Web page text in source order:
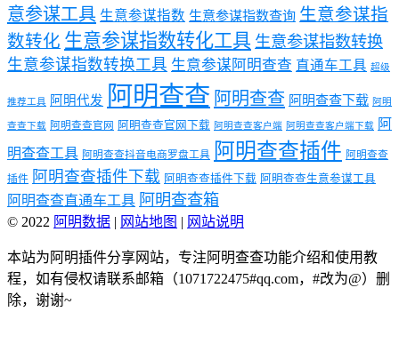
意参谋工具 生意参谋指数 生意参谋指数查询 生意参谋指
数转化 生意参谋指数转化工具 生意参谋指数转换
生意参谋指数转换工具 生意参谋阿明查查 直通车工具 超级
推荐工具 阿明代发 阿明查查 阿明查查 阿明查查下载 阿明
查查下载 阿明查查官网 阿明查查官网下载 阿明查查客户端 阿明查查客户端下载
阿
明查查工具 阿明查查抖音电商罗盘工具 阿明查查插件 阿明查查
插件 阿明查查插件下载 阿明查查插件下载 阿明查查生意参谋工具
阿明查查直通车工具 阿明查查箱
© 2022 阿明数据 | 网站地图 | 网站说明
本站为阿明插件分享网站，专注阿明查查功能介绍和使用教
程，如有侵权请联系邮箱（1071722475#qq.com，#改为@）删
除，谢谢~